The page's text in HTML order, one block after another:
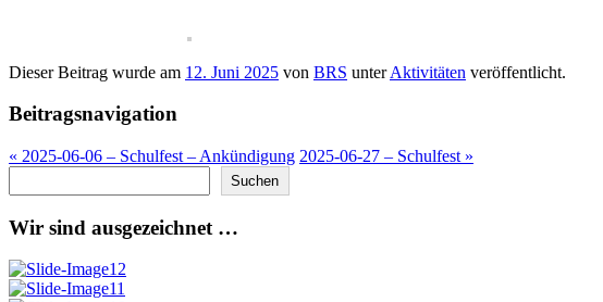
Dieser Beitrag wurde am 12. Juni 2025 von BRS unterAktivitäten veröffentlicht.
Beitragsnavigation
« 2025-06-06 – Schulfest – Ankündigung 2025-06-27 – Schulfest »
Suchen
Wir sind ausgezeichnet …